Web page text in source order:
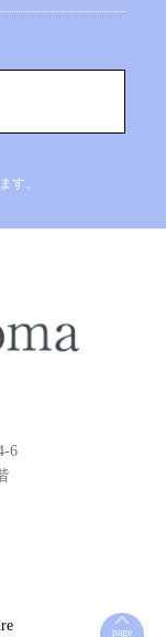
す。
page
6